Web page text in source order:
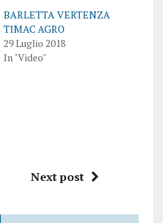
BARLETTA VERTENZA
TIMAC AGRO
29 Luglio 2018
In "Video"
Next post